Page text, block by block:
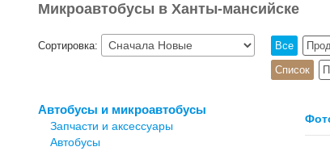
Микроавтобусы в Ханты-мансийске
Сортировка: Все
Список
Автобусы и микроавтобусы
Запчасти и аксессуары
Автобусы